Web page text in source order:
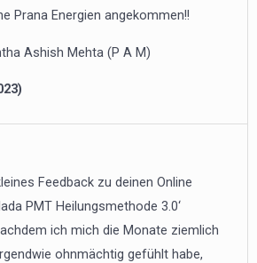
Prana Energien angekommen!!
Ashish Mehta (P A M)
Feedback zu deinen Online
PMT Heilungsmethode 3.0‘
ich mich die Monate ziemlich
ohnmächtig gefühlt habe,